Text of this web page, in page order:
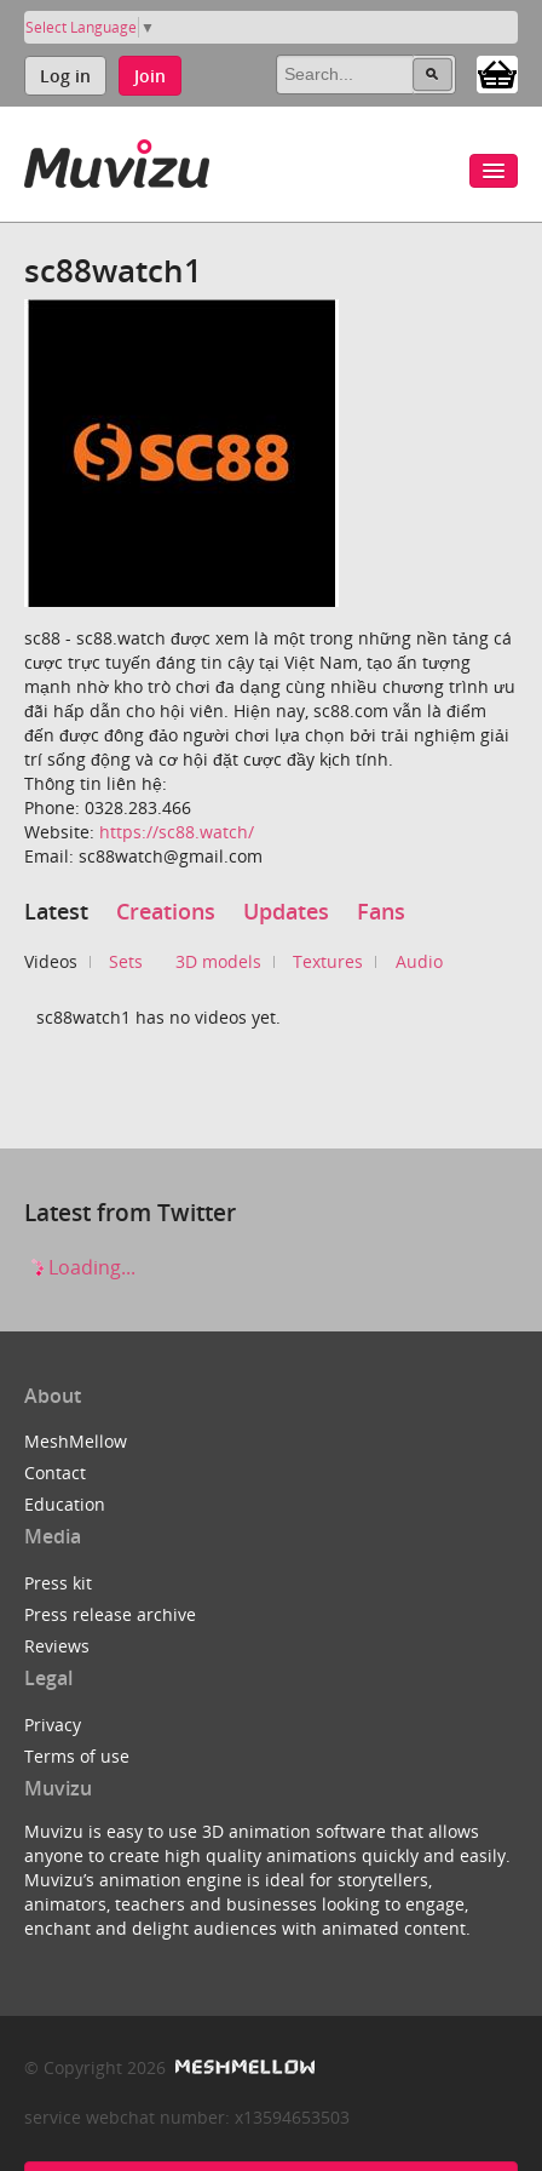
Select Language ▼
Log in Join
sc88watch1
sc88 - sc88.watch được xem là một trong những nền tảng cá
cược trực tuyến đáng tin cậy tại Việt Nam, tạo ấn tượng
mạnh nhờ kho trò chơi đa dạng cùng nhiều chương trình ưu
đãi hấp dẫn cho hội viên. Hiện nay, sc88.com vẫn là điểm
đến được đông đảo người chơi lựa chọn bởi trải nghiệm giải
trí sống động và cơ hội đặt cược đầy kịch tính.
Thông tin liên hệ:
Phone: 0328.283.466
Website: https://sc88.watch/
Email: sc88watch@gmail.com
Latest Creations Updates Fans
Videos Sets 3D models Textures Audio
sc88watch1 has no videos yet.
Latest from Twitter
Loading...
About
MeshMellow
Contact
Education
Media
Press kit
Press release archive
Reviews
Legal
Privacy
Terms of use
Muvizu
Muvizu is easy to use 3D animation software that allows
anyone to create high quality animations quickly and easily.
Muvizu’s animation engine is ideal for storytellers,
animators, teachers and businesses looking to engage,
enchant and delight audiences with animated content.
© Copyright 2026
service webchat number: x13594653503